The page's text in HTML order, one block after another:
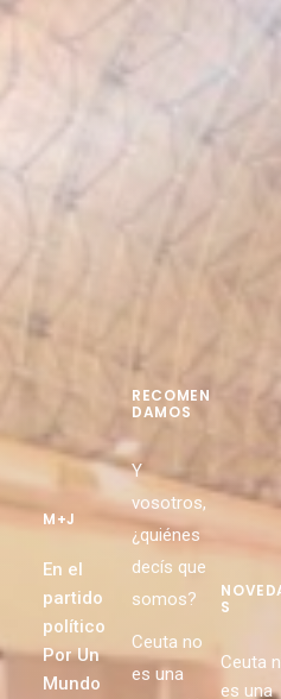
M+J
En el
partido
RECOMEN
DAMOS
Y
vosotros,
decís que
somos?
S